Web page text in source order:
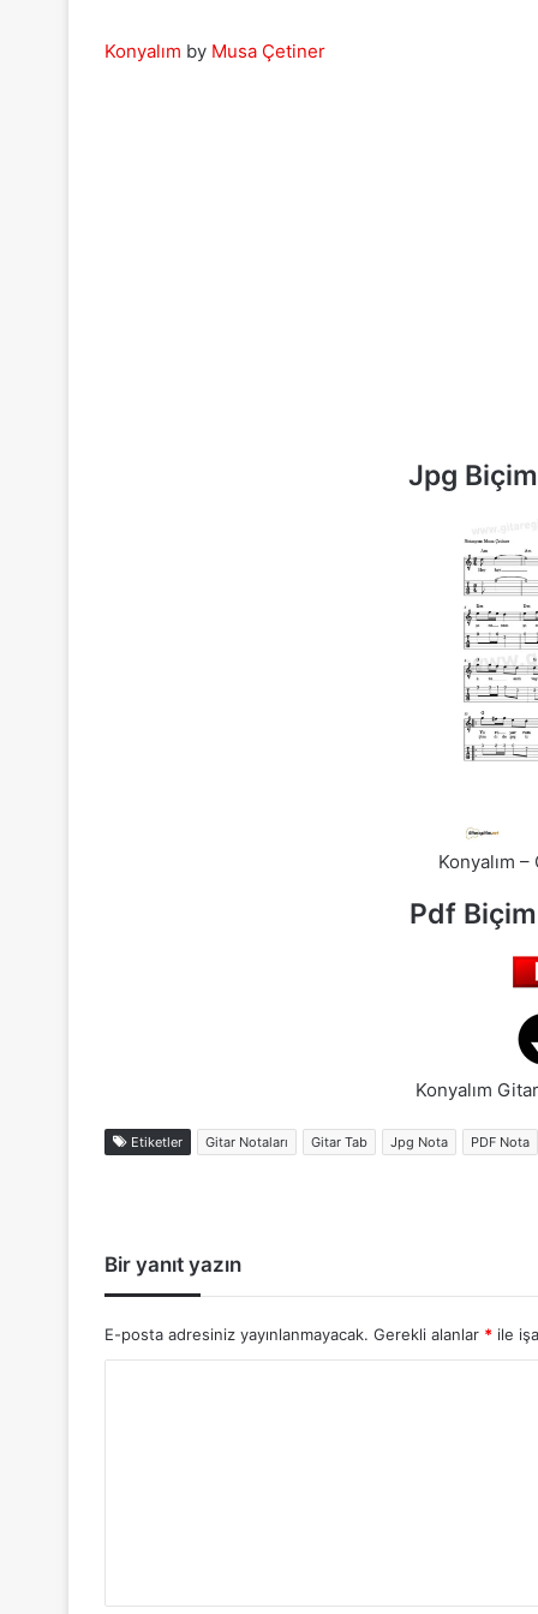
Konyalım by Musa Çetiner
Jpg
Konyalım
Pdf
Konyalım
Etiketler Gitar Notaları Gitar Tab Jpg Nota PDF Nota
Bir yanıt yazın
E-posta adresiniz yayınlanmayacak. Gerekli alanlar * ile